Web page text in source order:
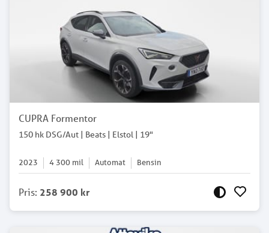
CUPRA Formentor
150 hk DSG/Aut | Beats | Elstol | 19"
2023 4 300 mil Automat Bensin
Pris: 258 900 kr